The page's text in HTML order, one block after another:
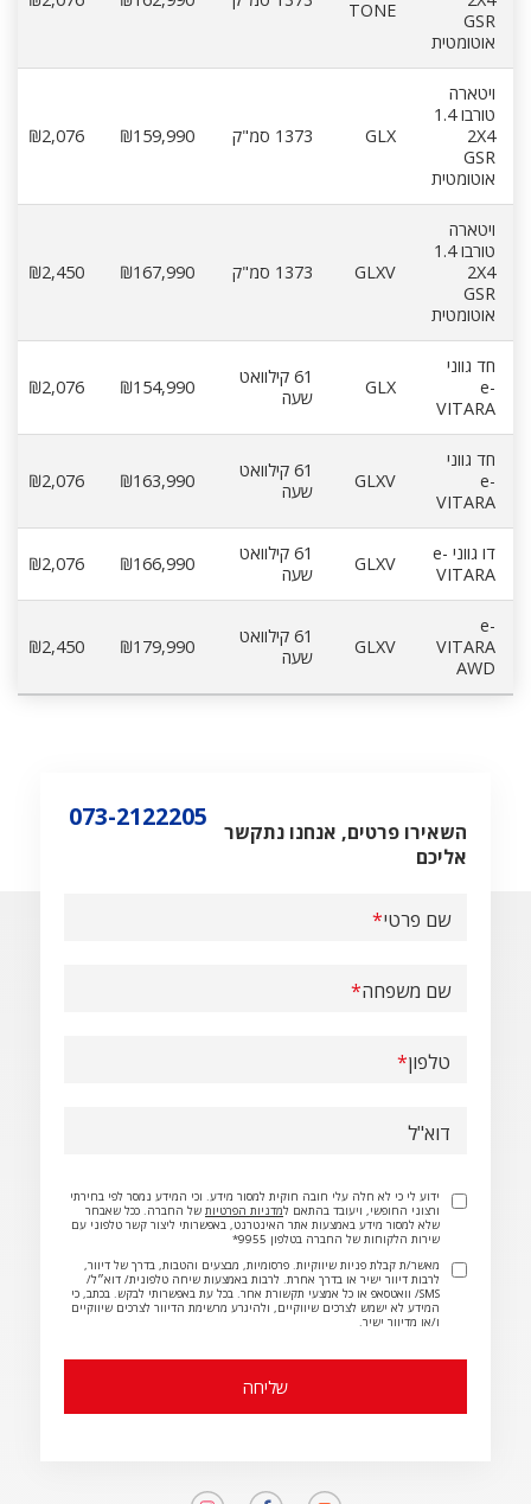
GSR
אוטומטית
TONE
ויטארה
טורבו 1.4
2X4
GSR
אוטומטית
GLX 1373 סמ"ק ₪159,990
₪2,076
ויטארה
טורבו 1.4
2X4
GSR
אוטומטית
GLXV 1373 סמ"ק ₪167,990
₪2,450
חד גווני
e-
VITARA
GLX
61 קילוואט
שעה
₪154,990
₪2,076
חד גווני
e-
VITARA
GLXV
61 קילוואט
שעה
₪163,990
₪2,076
דו גווני e-
VITARA
GLXV
61 קילוואט
שעה
₪166,990
₪2,076
e-
VITARA
AWD
GLXV
61 קילוואט
שעה
₪179,990
₪2,450
073-2122205
השאירו פרטים, אנחנו נתקשר
אליכם
שם פרטי
שם משפחה
טלפון
דוא"ל
ידוע לי כי לא חלה עלי חובה חוקית למסור מידע. וכי המידע נמסר לפי בחירתי
ורצוני החופשי, ויעובד בהתאם למדניות הפרטיות של החברה. ככל שאבחר
שלא למסור מידע באמצעות אתר האינטרנט, באפשרותי ליצור קשר טלפוני עם
שירות הלקוחות של החברה בטלפון 9955*
מאשר/ת קבלת פניות שיווקיות. פרסומיות, מבצעים והטבות, בדרך של דיוור,
לרבות דיוור ישיר או בדרך אחרת. לרבות באמצעות שיחה טלפונית/ דוא״ל/
SMS/ וואטסאפ או כל אמצעי תקשורת אחר. בכל עת באפשרותי לבקש. בכתב, כי
המידע לא ישמש לצרכים שיווקיים, ולהיגרע מרשימת הדיוור לצרכים שיווקיים
ו/או מדיוור ישיר.